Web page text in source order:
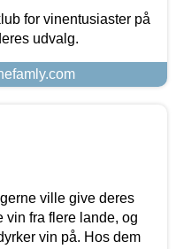
for vinentusiaster på
udvalg.
ville give deres
vin fra flere lande, og
vin på. Hos dem